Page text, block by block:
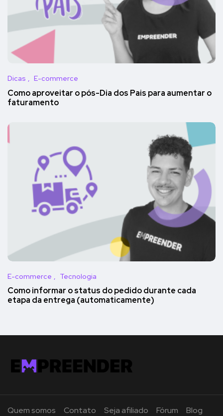
Dicas E-commerce
Como aproveitar o pós-Dia dos Pais para aumentar o
faturamento
E-commerce Tecnologia
Como informar o status do pedido durante cada
etapa da entrega (automaticamente)
Quem somos Contato Seja afiliado Fórum Blog